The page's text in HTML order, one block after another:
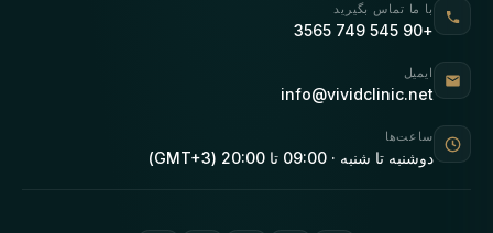
با ما تماس بگیرید
+90 545 749 3565
ایمیل
info@vividclinic.net
ساعت‌ها
دوشنبه تا شنبه · 09:00 تا 20:00 (GMT+3)